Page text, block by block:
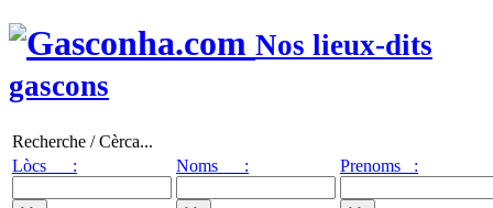
Nos lieux-dits
gascons
Recherche / Cèrca...
Lòcs :
Noms : Prenoms :